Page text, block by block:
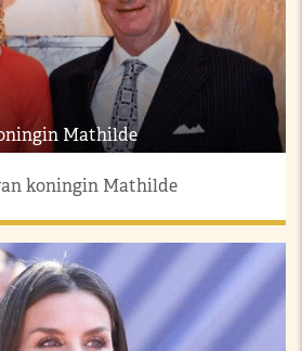
Mathilde
koningin Mathilde